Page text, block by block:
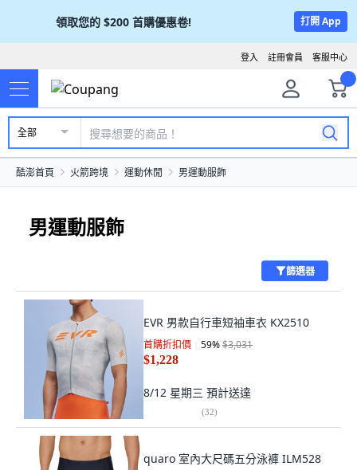
領取您的 $200 首購優惠卷! 打開 App
客服中心
註冊會員
登入
全部
酷澎首頁 火箭跨境 運動休閒 男運動服飾
男運動服飾
篩選器
EVR 男款自行車短袖車衣 KX2510
首購折扣價 59%$3,031
$1,228
8/12 星期三 預計送達
(32)
quaro 室內大尺碼五分泳褲 ILM528